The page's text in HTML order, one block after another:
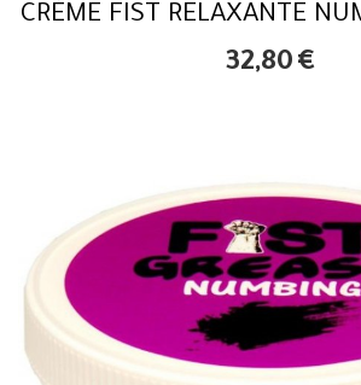
CRÈME FIST RELAXANTE
32,80 €